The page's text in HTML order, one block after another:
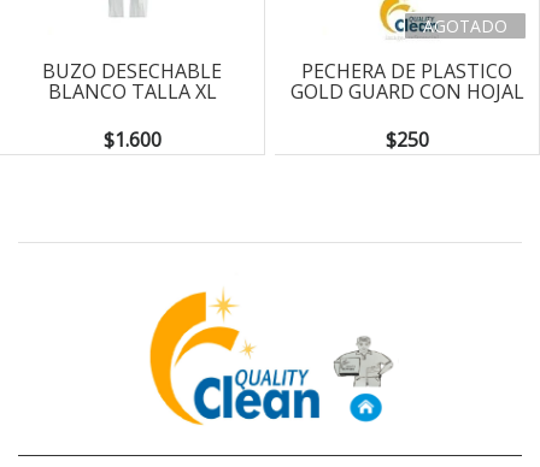
BUZO DESECHABLE
BLANCO TALLA XL
$1.600
AGOTADO
PECHERA DE PLASTICO
GOLD GUARD CON HOJAL
$250